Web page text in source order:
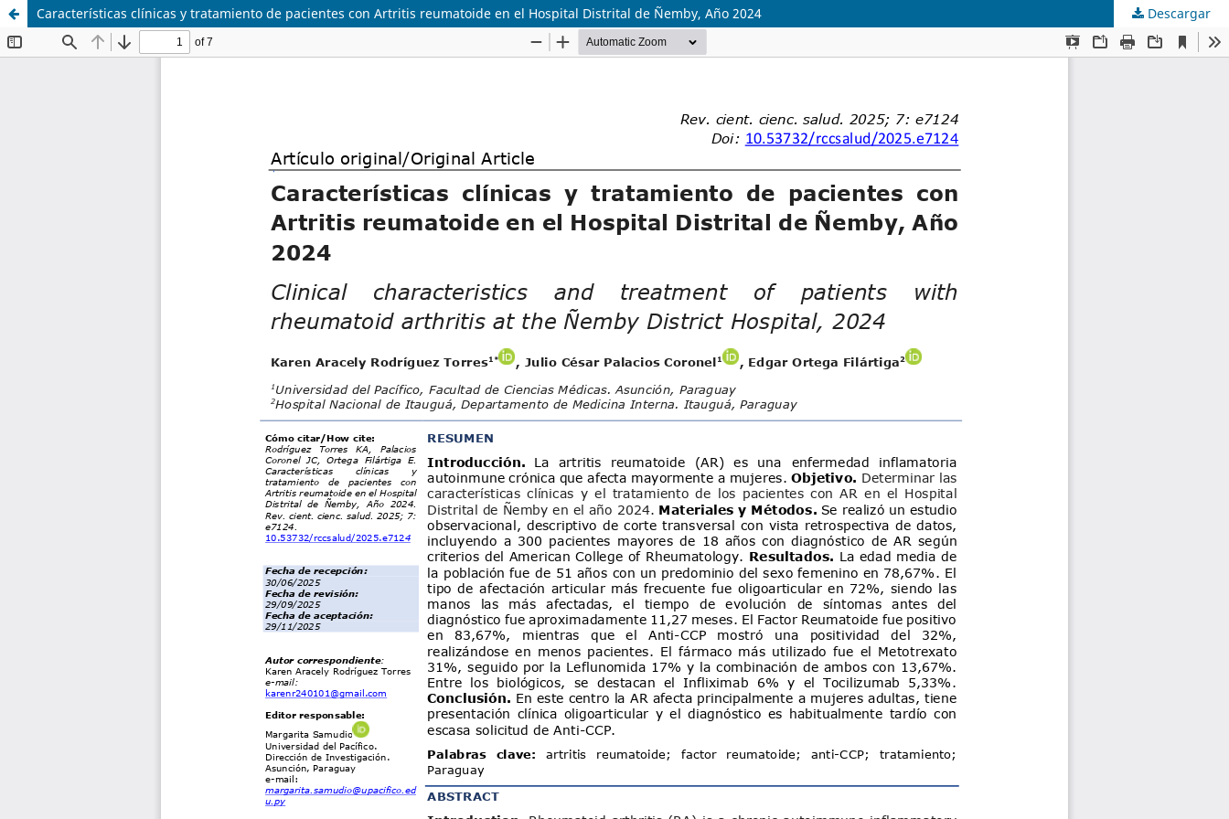
Características clínicas y tratamiento de pacientes con Artritis reumatoide en el Hospital Distrital de Ñemby, Año 2024 Descargar